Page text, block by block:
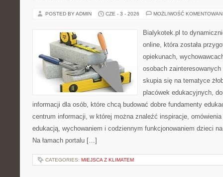
POSTED BY ADMIN CZE - 3 - 2026 MOŻLIWOŚĆ
Bialykotek.pl to
online, która została
opiekunach,
osobach
skupia się na tematyce
placówek edukacyjnych,
informacji dla osób, które chcą budować dobre fundamenty
centrum informacji, w której można znaleźć inspiracje,
edukacją, wychowaniem i codziennym funkcjonowaniem dzieci
Na łamach portalu […]
CATEGORIES: MIEJSCA Z KLIMATEM